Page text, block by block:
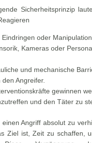
Sicherheitsprinzip
Eindringen oder
Kameras oder
und mechanische
Angreifer.
gewinnen
und den Täter zu
einen Angriff absolut zu
Ziel ist, Zeit zu schaffen,